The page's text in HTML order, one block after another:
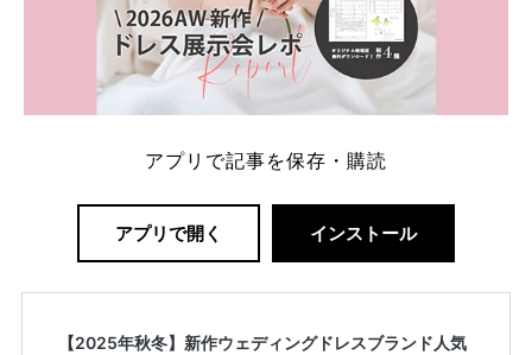
アプリで記事を保存・購読
アプリで開く インストール
【2025年秋冬】新作ウェディングドレスブランド人気